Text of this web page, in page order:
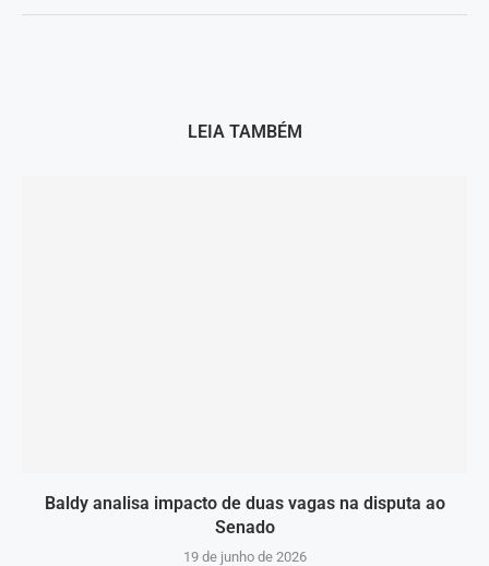
LEIA TAMBÉM
Baldy analisa impacto de duas vagas na disputa ao
Senado
19 de junho de 2026